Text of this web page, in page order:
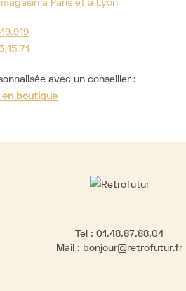
avec un conseiller :
en boutique
Tel :01.48.87.88.04
Mail : bonjour@retrofutur.fr